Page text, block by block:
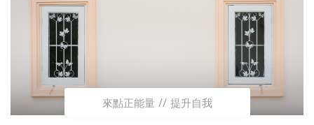
來點正能量 提升自我